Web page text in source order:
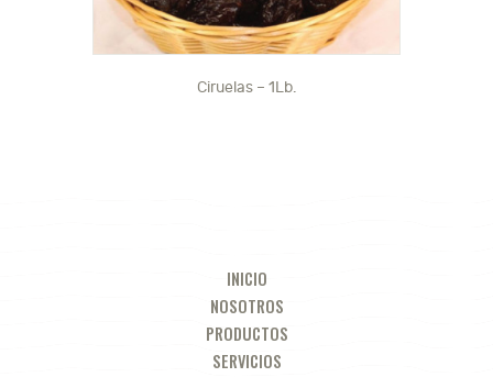
Ciruelas – 1Lb.
INICIO
NOSOTROS
PRODUCTOS
SERVICIOS